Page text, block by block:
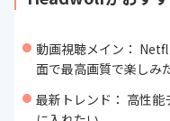
動画視聴メイン：
面で最高画質で楽しみ
最新トレンド： 高性